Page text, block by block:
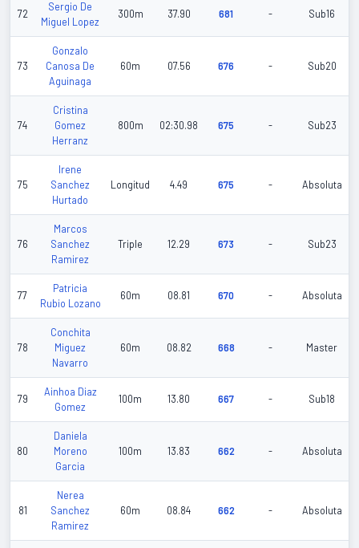
72
Sergio De
Miguel Lopez
300m 37.90 681 - Sub16
73
Gonzalo
Canosa De
Aguinaga
60m 07.56 676 - Sub20
74
Cristina
Gomez
Herranz
800m 02:30.98 675 - Sub23
75
Irene
Sanchez
Hurtado
Longitud 4.49 675 - Absoluta
76
Marcos
Sanchez
Ramirez
Triple 12.29 673 - Sub23
77
Patricia
Rubio Lozano
60m 08.81 670 - Absoluta
78
Conchita
Miguez
Navarro
60m 08.82 668 - Master
79
Ainhoa Diaz
Gomez
100m 13.80 667 - Sub18
80
Daniela
Moreno
Garcia
100m 13.83 662 - Absoluta
81
Nerea
Sanchez
Ramirez
60m 08.84 662 - Absoluta